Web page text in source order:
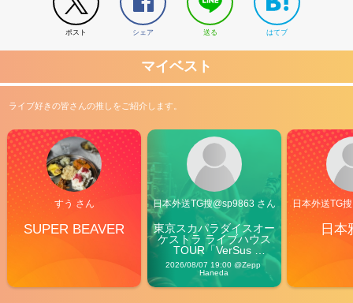
ポスト シェア 送る はてブ
マイベスト
ライブ好きの皆さんの推しをご紹介します。
すう さん
SUPER BEAVER
日本外送TG搜@sp9863 さん
東京スカパラダイスオー
ケストラ ライブハウス
TOUR「VerSus
Carnival」
2026/08/07 19:00 @Zepp
Haneda
日本外送TG
日本